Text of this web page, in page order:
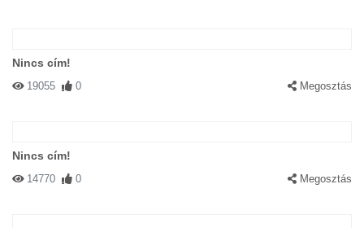
Nincs cím!
19055 0 Megosztás
Nincs cím!
14770 0 Megosztás